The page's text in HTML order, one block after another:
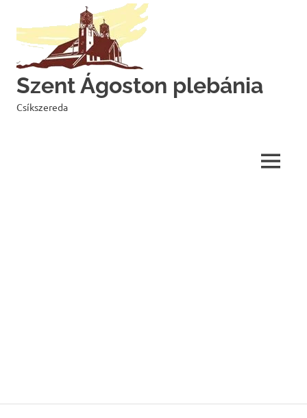
content
Szent Ágoston plebánia
Csíkszereda
MENU